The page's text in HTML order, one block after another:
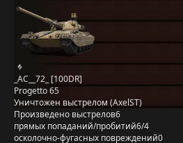
_AC__72_ [100DR]
Progetto 65
Уничтожен выстрелом (AxelST)
Произведено выстрелов6
прямых попаданий/пробитий6/4
осколочно-фугасных повреждений0